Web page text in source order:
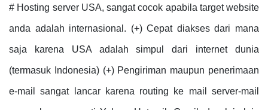
# Hosting server USA, sangat cocok apabila target website
anda adalah internasional. (+) Cepat diakses dari mana
saja karena USA adalah simpul dari internet dunia
(termasuk Indonesia) (+) Pengiriman maupun penerimaan
e-mail sangat lancar karena routing ke mail server-mail